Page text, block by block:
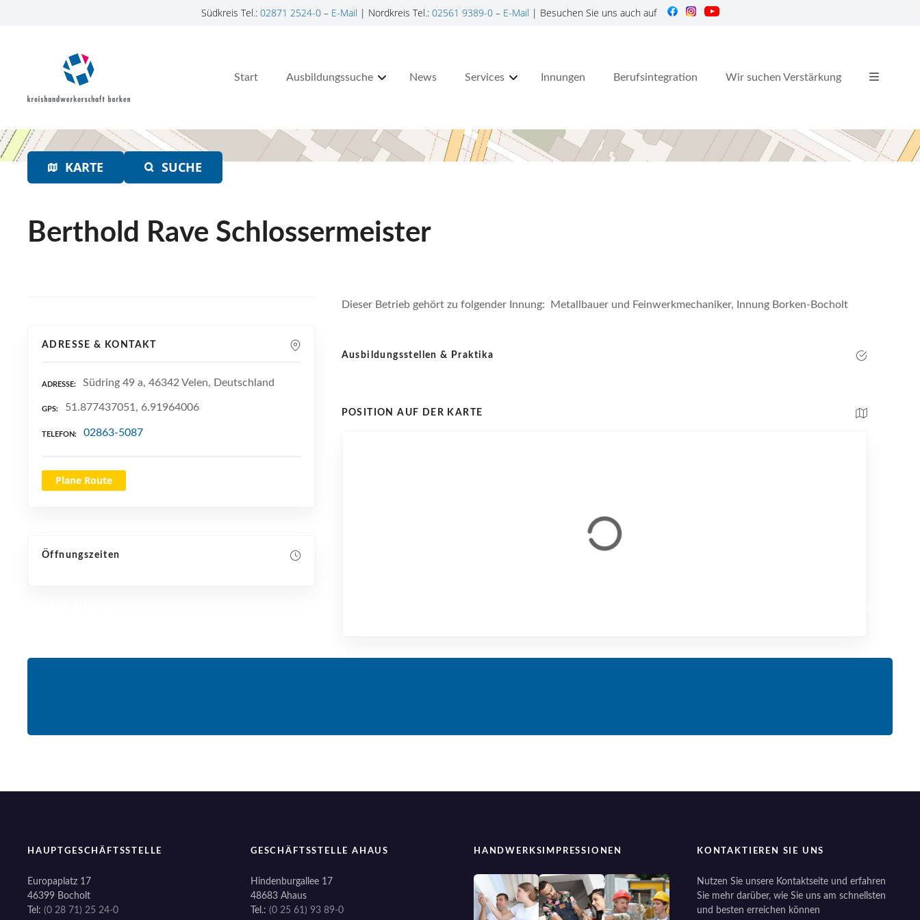
Südkreis Tel.: 02871 2524-0– E-Mail | Nordkreis Tel.: 02561 9389-0– E-Mail | Besuchen Sie uns auch auf
a
t
Start Ausbildungssuche News Services Innungen Berufsintegration Wir suchen Verstärkung
KARTE SUCHE
Berthold Rave Schlossermeister
ADRESSE & KONTAKT
ADRESSE Südring 49 a, 46342 Velen, Deutschland
GPS 51.877437051, 6.91964006
TELEFON 02863-5087
Plane Route
Öffnungszeiten
Dieser Betrieb gehört zu folgender Innung: Metallbauer und Feinwerkmechaniker, Innung Borken-Bocholt
Ausbildungsstellen & Praktika
POSITION AUF DER KARTE
HAUPTGESCHÄFTSSTELLE
Europaplatz 17
46399 Bocholt
Tel: (0 28 71) 25 24-0
GESCHÄFTSSTELLE AHAUS
Hindenburgallee 17
48683 Ahaus
Tel.: (0 25 61) 93 89-0
HANDWERKSIMPRESSIONEN KONTAKTIEREN SIE UNS
Nutzen Sie unsere Kontaktseite und erfahren
Sie mehr darüber, wie Sie uns am schnellsten
und besten erreichen können